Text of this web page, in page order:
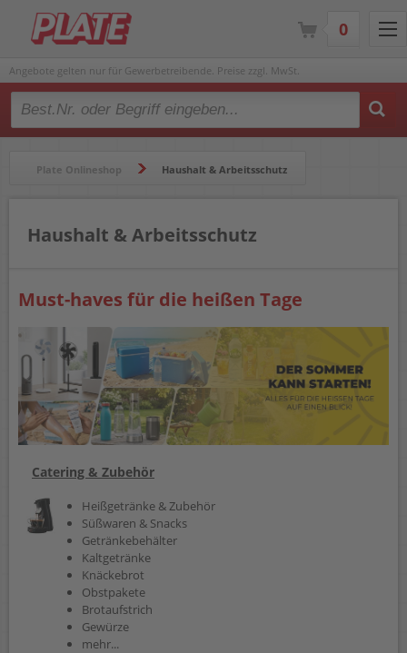
Angebote gelten nur für Gewerbetreibende. Preise zzgl. MwSt.
Type 2 or more characters for results.
Plate Onlineshop Haushalt & Arbeitsschutz
Haushalt & Arbeitsschutz
Must-haves für die heißen Tage
Catering & Zubehör
Heißgetränke & Zubehör
Süßwaren & Snacks
Getränkebehälter
Kaltgetränke
Knäckebrot
Obstpakete
Brotaufstrich
Gewürze
mehr...
0